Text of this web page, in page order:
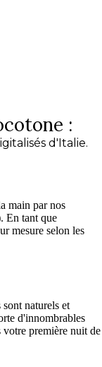
:
d'Italie.
main par nos
En tant que
mesure selon les
naturels et
d'innombrables
votre première nuit de